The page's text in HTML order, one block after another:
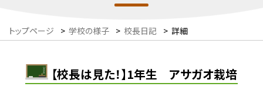
トップページ > 学校の様子 > 校長日記 > 詳細
【校長は見た！】1年生 アサガオ栽培